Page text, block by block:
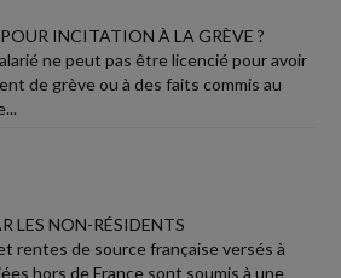
INCITATION À LA GRÈVE ?
ne peut pas être licencié pour avoir
de grève ou à des faits commis au
LES NON-RÉSIDENTS
rentes de source française versés à
hors de France sont soumis à une